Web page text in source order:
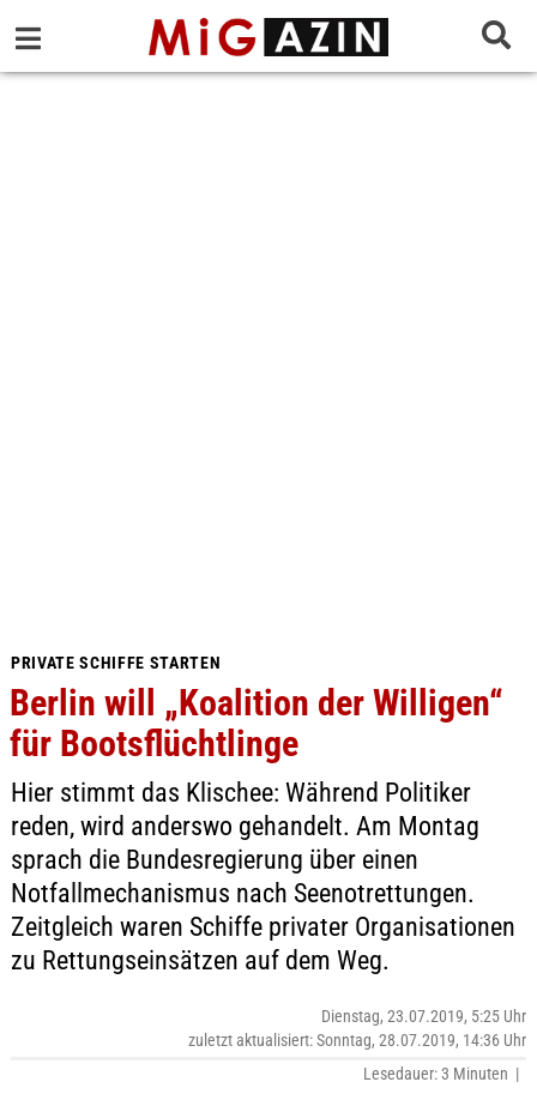
PRIVATE SCHIFFE STARTEN
Berlin will „Koalition der Willigen“
für Bootsflüchtlinge
Hier stimmt das Klischee: Während Politiker
reden, wird anderswo gehandelt. Am Montag
sprach die Bundesregierung über einen
Notfallmechanismus nach Seenotrettungen.
Zeitgleich waren Schiffe privater Organisationen
zu Rettungseinsätzen auf dem Weg.
Dienstag, 23.07.2019, 5:25 Uhr
zuletzt aktualisiert: Sonntag, 28.07.2019, 14:36 Uhr
Lesedauer: 3 Minuten |